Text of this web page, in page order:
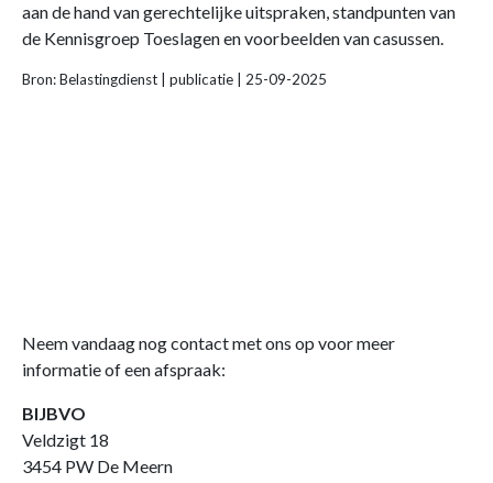
aan de hand van gerechtelijke uitspraken, standpunten van
de Kennisgroep Toeslagen en voorbeelden van casussen.
Bron: Belastingdienst | publicatie | 25-09-2025
Neem vandaag nog contact met ons op voor meer
informatie of een afspraak:
BIJBVO
Veldzigt 18
3454 PW De Meern